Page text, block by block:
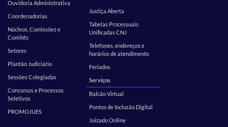
Ouvidoria Administrativa
Coordenadorias
Núcleos, Comissões e
Comitês
Setores
Plantão Judiciário
Sessões Colegiadas
Concursos e Processos
Seletivos
PROMOJUES
Justiça Aberta
Tabelas Processuais
Unificadas CNJ
Telefones, endereços e
horários de atendimento
Feriados
Serviços
Balcão Virtual
Pontos de Inclusão Digital
Juizado Online